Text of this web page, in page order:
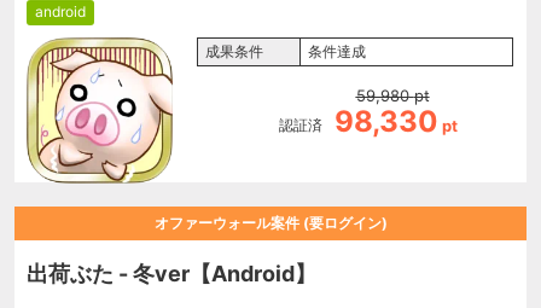
android
成果条件 条件達成
認証済
59,980 pt
98,330 pt
オファーウォール案件 (要ログイン)
出荷ぶた - 冬ver【Android】